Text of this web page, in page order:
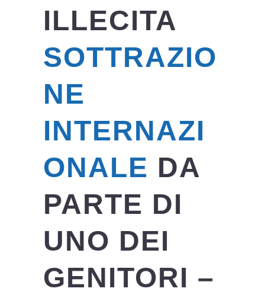
ILLECITA
SOTTRAZIO
NE
INTERNAZI
ONALE DA
PARTE DI
UNO DEI
GENITORI –